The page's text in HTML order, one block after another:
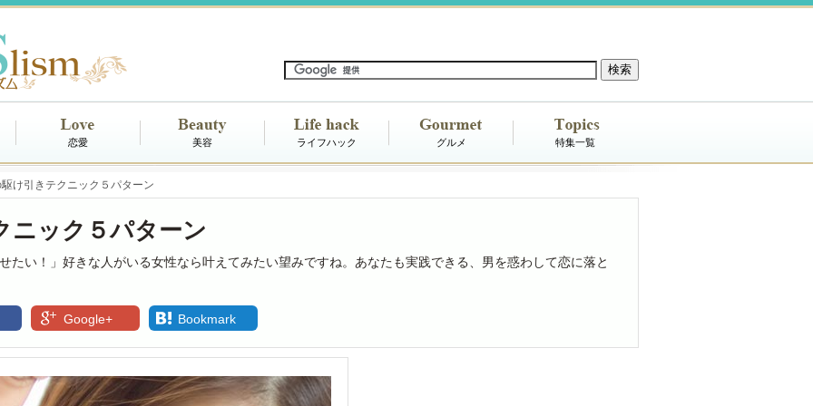
恋愛 美容 ライフハック グルメ 特集一覧
け引きテクニック５パターン
ニック５パターン
たい！」好きな人がいる女性なら叶えてみたい望みですね。あなたも実践できる、男を惑わして恋に落と
Google+ Bookmark